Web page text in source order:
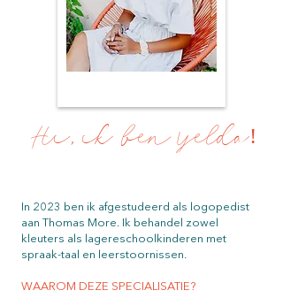
Hi, ik ben Yelda!
In 2023 ben ik afgestudeerd als logopedist
aan Thomas More. Ik behandel zowel
kleuters als lagereschoolkinderen met
spraak-taal en leerstoornissen. ​
WAAROM DEZE SPECIALISATIE?